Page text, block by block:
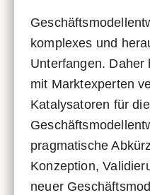
komplexes und
Unterfangen. Daher
mit Marktexperten
Katalysatoren für die
pragmatische
Konzeption,
neuer